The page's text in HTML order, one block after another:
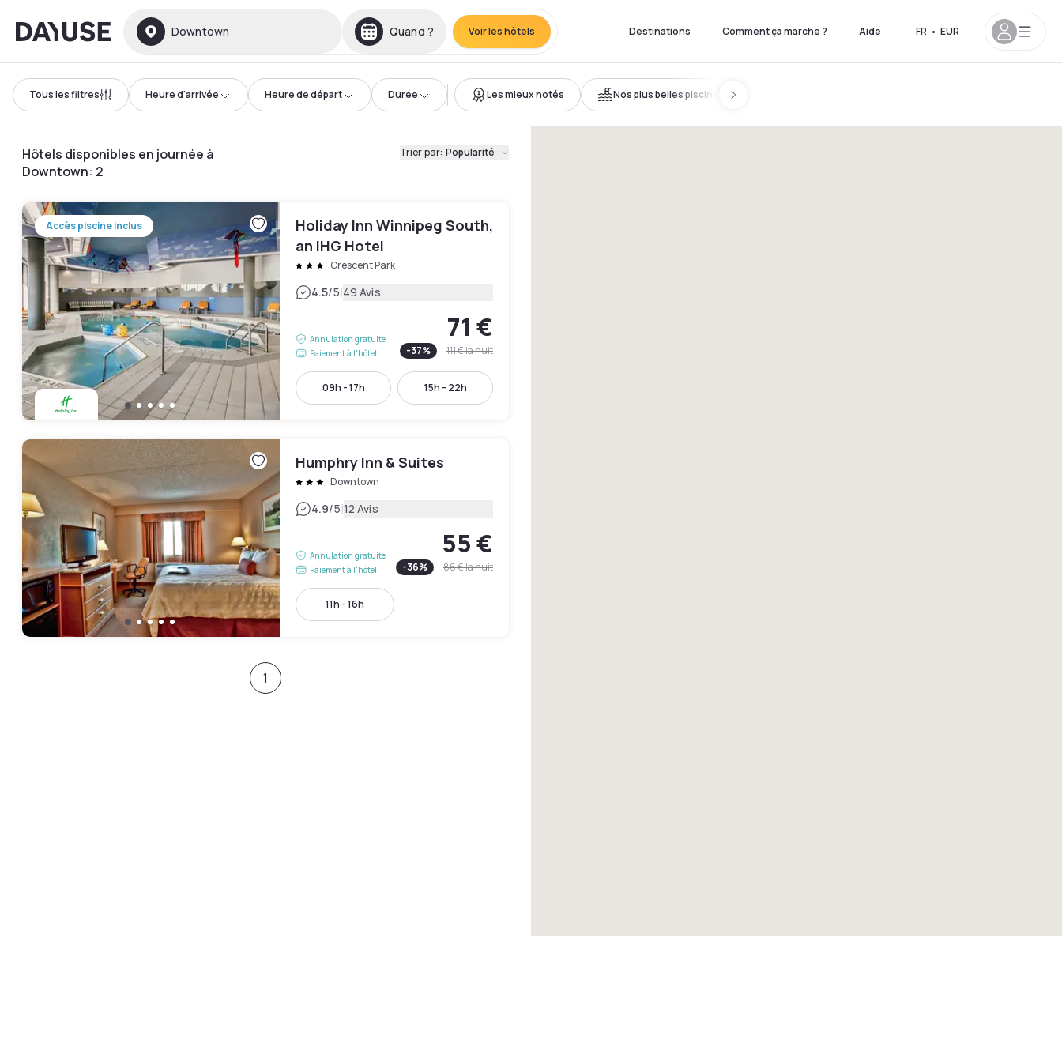
Dayuse Downtown Quand ? Voir les hôtels Destinations Comment ça marche ? Aide FR • EUR
Tous les filtres Heure d'arrivée Heure de départ Durée Les mieux notés Nos plus belles piscines
Hôtels disponibles en journée à
Downtown: 2
Trier par: Popularité
Accès piscine inclus
Holiday Inn Winnipeg South,
an IHG Hotel
Crescent Park
4.5/5|49 Avis
Annulation gratuite
Paiement à l'hôtel
71 €
-37% 111 €la nuit
09h - 17h 15h - 22h
Humphry Inn & Suites
Downtown
4.9/5|12 Avis
Annulation gratuite
Paiement à l'hôtel
55 €
-36% 86 €la nuit
11h - 16h
1